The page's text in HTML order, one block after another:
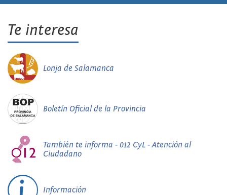
Te interesa
Lonja de Salamanca
Boletín Oficial de la Provincia
También te informa - 012 CyL - Atención al
Ciudadano
Información